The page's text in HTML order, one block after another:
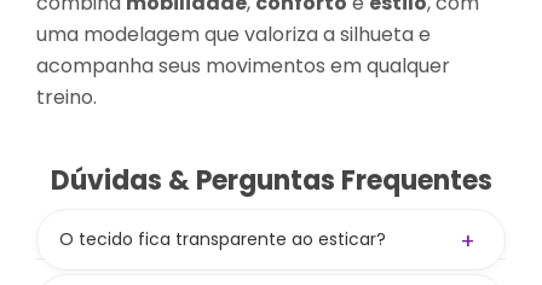
uma modelagem que valoriza a silhueta e
acompanha seus movimentos em qualquer
treino.
Dúvidas & Perguntas Frequentes
O tecido fica transparente ao esticar? +